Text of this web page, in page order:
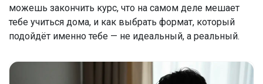
можешь закончить курс, что на самом деле мешает
тебе учиться дома, и как выбрать формат, который
подойдёт именно тебе — не идеальный, а реальный.